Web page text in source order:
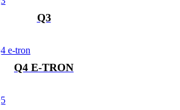
Q3
Q4 E-TRON